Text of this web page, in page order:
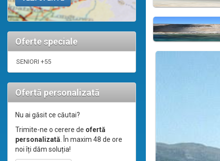
Oferte speciale
SENIORI +55
Ofertă personalizată
Nu ai găsit ce căutai?
Trimite-ne o cerere de ofertă
personalizată. În maxim 48 de ore
noi îți dăm soluția!